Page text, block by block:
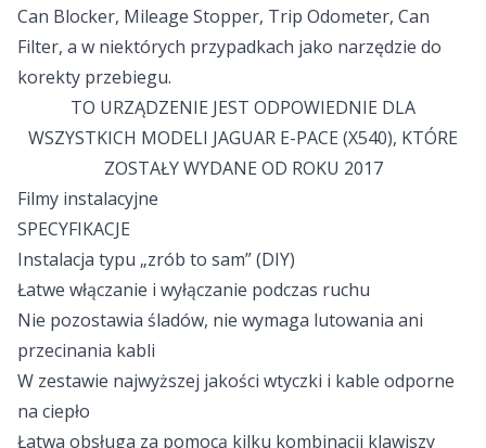
Can Blocker, Mileage Stopper, Trip Odometer, Can
Filter, a w niektórych przypadkach jako narzędzie do
korekty przebiegu.
TO URZĄDZENIE JEST ODPOWIEDNIE DLA
WSZYSTKICH MODELI JAGUAR E-PACE (X540), KTÓRE
ZOSTAŁY WYDANE OD ROKU 2017
Filmy instalacyjne
SPECYFIKACJE
Instalacja typu „zrób to sam” (DIY)
Łatwe włączanie i wyłączanie podczas ruchu
Nie pozostawia śladów, nie wymaga lutowania ani
przecinania kabli
W zestawie najwyższej jakości wtyczki i kable odporne
na ciepło
Łatwa obsługa za pomocą kilku kombinacji klawiszy